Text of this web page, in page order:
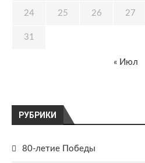
РУБРИКИ
80-летие Победы
24 25 26 27
31
« Июл